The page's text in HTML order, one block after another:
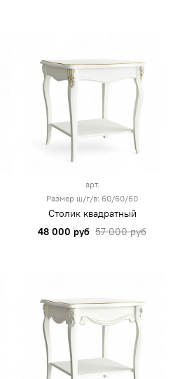
арт.
Размер ш/г/в: 60/60/60
Столик квадратный
48 000 руб 57 000 руб